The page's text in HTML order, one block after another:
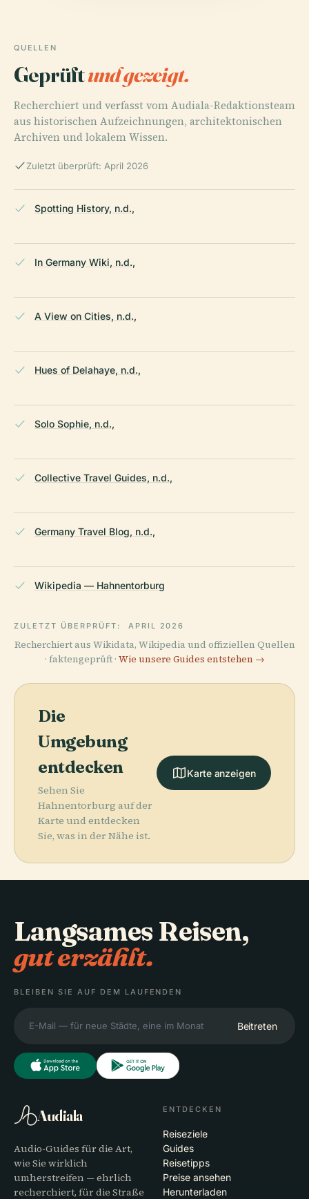
QUELLEN
Geprüftund gezeigt.
Recherchiert und verfasst vom Audiala-Redaktionsteam
aus historischen Aufzeichnungen, architektonischen
Archiven und lokalem Wissen.
Zuletzt überprüft: April 2026
Spotting History, n.d.,
In Germany Wiki, n.d.,
A View on Cities, n.d.,
Hues of Delahaye, n.d.,
Solo Sophie, n.d.,
Collective Travel Guides, n.d.,
Germany Travel Blog, n.d.,
Wikipedia — Hahnentorburg
ZULETZT ÜBERPRÜFT: APRIL 2026
Recherchiert aus Wikidata, Wikipedia und offiziellen Quellen
· faktengeprüft · Wie unsere Guides entstehen →
Die
Umgebung
entdecken
Sehen Sie
Hahnentorburg auf der
Karte und entdecken
Sie, was in der Nähe ist.
Karte anzeigen
Langsames Reisen,
gut erzählt.
BLEIBEN SIE AUF DEM LAUFENDEN
Beitreten
Audiala
Audio-Guides für die Art,
wie Sie wirklich
umherstreifen — ehrlich
recherchiert, für die Straße
ENTDECKEN
Reiseziele
Guides
Reisetipps
Preise ansehen
Herunterladen